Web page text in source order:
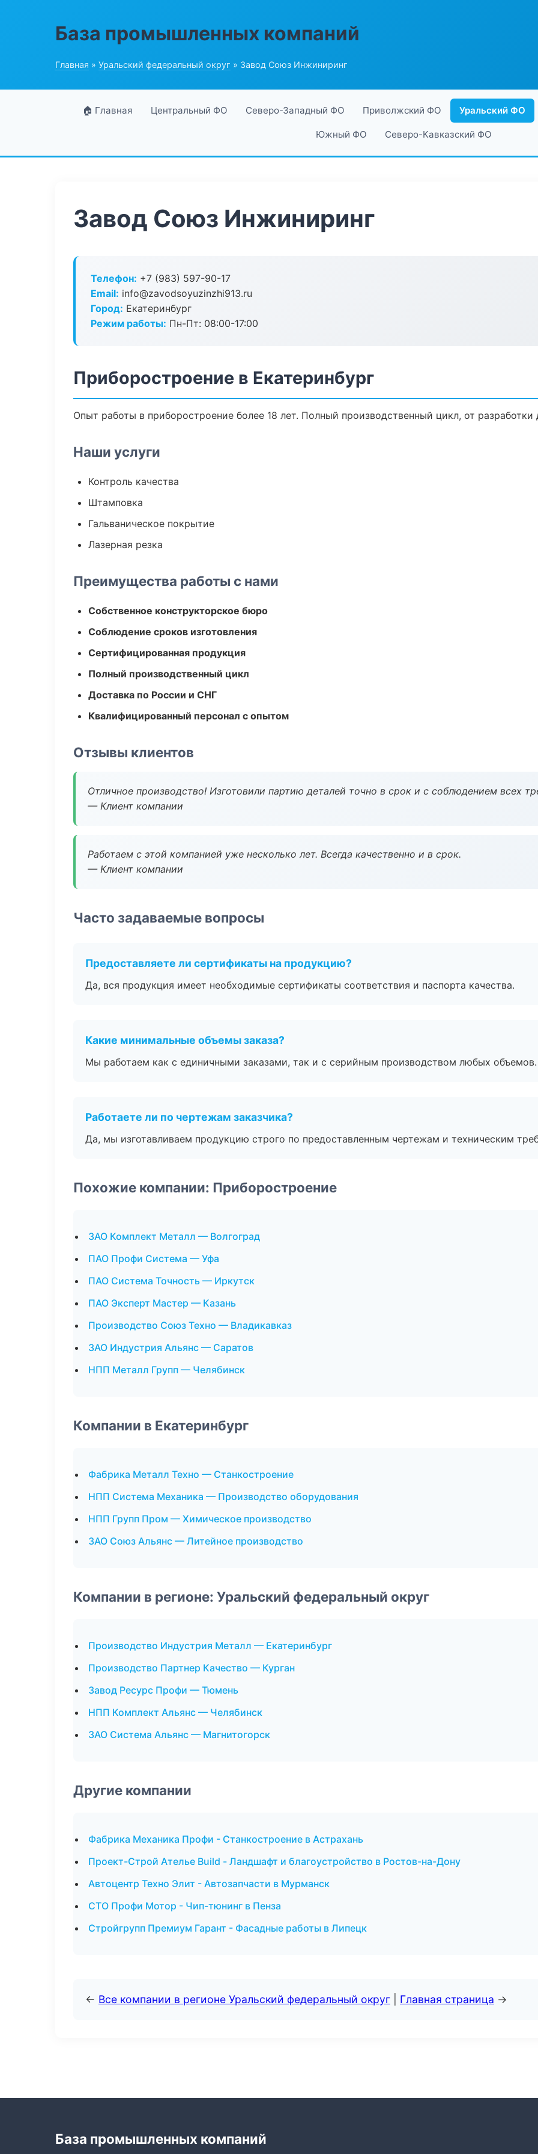
База промышленных компаний
Главная » Уральский федеральный округ » Завод Союз Инжиниринг
🏠 Главная Центральный ФО Северо-Западный ФО Приволжский ФО Уральский ФО
Южный ФО Северо-Кавказский ФО
Завод Союз Инжиниринг
Телефон: +7 (983) 597-90-17
Email: info@zavodsoyuzinzhi913.ru
Город: Екатеринбург
Режим работы: Пн-Пт: 08:00-17:00
Приборостроение в Екатеринбург
Опыт работы в приборостроение более 18 лет. Полный производственный цикл, от
Наши услуги
Контроль качества
Штамповка
Гальваническое покрытие
Лазерная резка
Преимущества работы с нами
Собственное конструкторское бюро
Соблюдение сроков изготовления
Сертифицированная продукция
Полный производственный цикл
Доставка по России и СНГ
Квалифицированный персонал с опытом
Отзывы клиентов
Отличное производство! Изготовили партию деталей точно в срок и с соблюдением всех
— Клиент компании
Работаем с этой компанией уже несколько лет. Всегда качественно и в срок.
— Клиент компании
Часто задаваемые вопросы
Предоставляете ли сертификаты на продукцию?
Да, вся продукция имеет необходимые сертификаты соответствия и паспорта качества.
Какие минимальные объемы заказа?
Мы работаем как с единичными заказами, так и с серийным производством любых объемов.
Работаете ли по чертежам заказчика?
Да, мы изготавливаем продукцию строго по предоставленным чертежам и техническим
Похожие компании: Приборостроение
ЗАО Комплект Металл — Волгоград
ПАО Профи Система — Уфа
ПАО Система Точность — Иркутск
ПАО Эксперт Мастер — Казань
Производство Союз Техно — Владикавказ
ЗАО Индустрия Альянс — Саратов
НПП Металл Групп — Челябинск
Компании в Екатеринбург
Фабрика Металл Техно — Станкостроение
НПП Система Механика — Производство оборудования
НПП Групп Пром — Химическое производство
ЗАО Союз Альянс — Литейное производство
Компании в регионе: Уральский федеральный округ
Производство Индустрия Металл — Екатеринбург
Производство Партнер Качество — Курган
Завод Ресурс Профи — Тюмень
НПП Комплект Альянс — Челябинск
ЗАО Система Альянс — Магнитогорск
Другие компании
Фабрика Механика Профи - Станкостроение в Астрахань
Проект-Строй Ателье Build - Ландшафт и благоустройство в Ростов-на-Дону
Автоцентр Техно Элит - Автозапчасти в Мурманск
СТО Профи Мотор - Чип-тюнинг в Пенза
Стройгрупп Премиум Гарант - Фасадные работы в Липецк
← Все компании в регионе Уральский федеральный округ Главная страница →
База промышленных компаний